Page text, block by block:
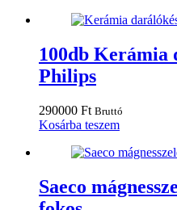
100db Kerámia
Philips
290000 Ft Bruttó
Kosárba teszem
Saeco